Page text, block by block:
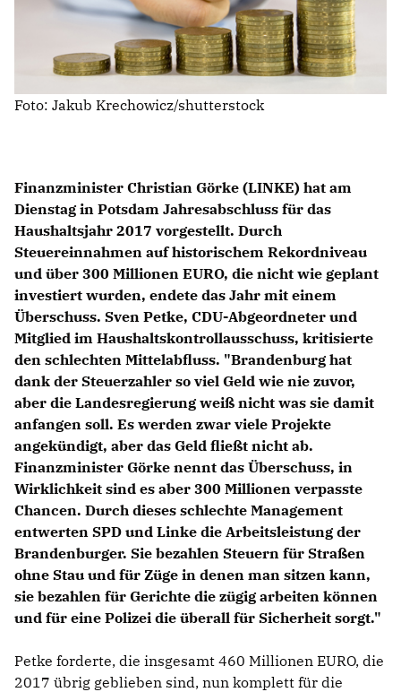
Finanzminister Christian Görke (LINKE) hat am
Dienstag in Potsdam Jahresabschluss für das
Haushaltsjahr 2017 vorgestellt. Durch
Steuereinnahmen auf historischem Rekordniveau
und über 300 Millionen EURO, die nicht wie geplant
investiert wurden, endete das Jahr mit einem
Überschuss. Sven Petke, CDU-Abgeordneter und
Mitglied im Haushaltskontrollausschuss, kritisierte
den schlechten Mittelabfluss. "Brandenburg hat
dank der Steuerzahler so viel Geld wie nie zuvor,
aber die Landesregierung weiß nicht was sie damit
anfangen soll. Es werden zwar viele Projekte
angekündigt, aber das Geld fließt nicht ab.
Finanzminister Görke nennt das Überschuss, in
Wirklichkeit sind es aber 300 Millionen verpasste
Chancen. Durch dieses schlechte Management
entwerten SPD und Linke die Arbeitsleistung der
Brandenburger. Sie bezahlen Steuern für Straßen
ohne Stau und für Züge in denen man sitzen kann,
sie bezahlen für Gerichte die zügig arbeiten können
und für eine Polizei die überall für Sicherheit sorgt."
Petke forderte, die insgesamt 460 Millionen EURO, die
2017 übrig geblieben sind, nun komplett für die
Foto: Jakub Krechowicz/shutterstock